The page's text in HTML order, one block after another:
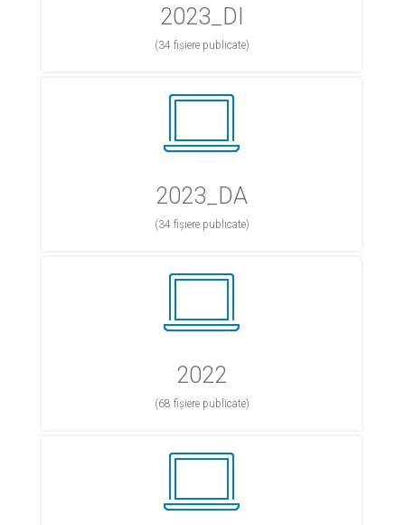
2023_DI
(34 fișiere publicate)
2023_DA
(34 fișiere publicate)
2022
(68 fișiere publicate)